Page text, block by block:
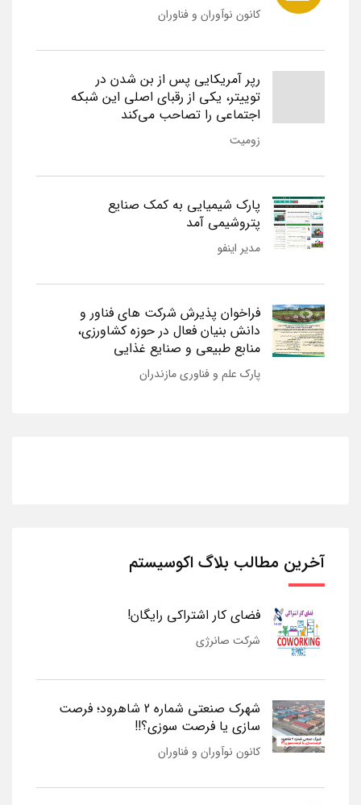
کانون نوآوران و فناوران
رپر آمریکایی پس از بن شدن در
توییتر، یکی از رقبای اصلی این شبکه
اجتماعی را تصاحب می‌کند
زومیت
پارک شیمیایی به کمک صنایع
پتروشیمی آمد
مدیر اینفو
فراخوان پذیرش شرکت های فناور و
دانش بنیان فعال در حوزه کشاورزی،
منابع طبیعی و صنایع غذایی
پارک علم و فناوری مازندران
آخرین مطالب بلاگ اکوسیستم
فضای کار اشتراکی رایگان!
شرکت صانرژی
شهرک صنعتی شماره 2 شاهرود؛ فرصت
سازی یا فرصت سوزی؟!!
کانون نوآوران و فناوران